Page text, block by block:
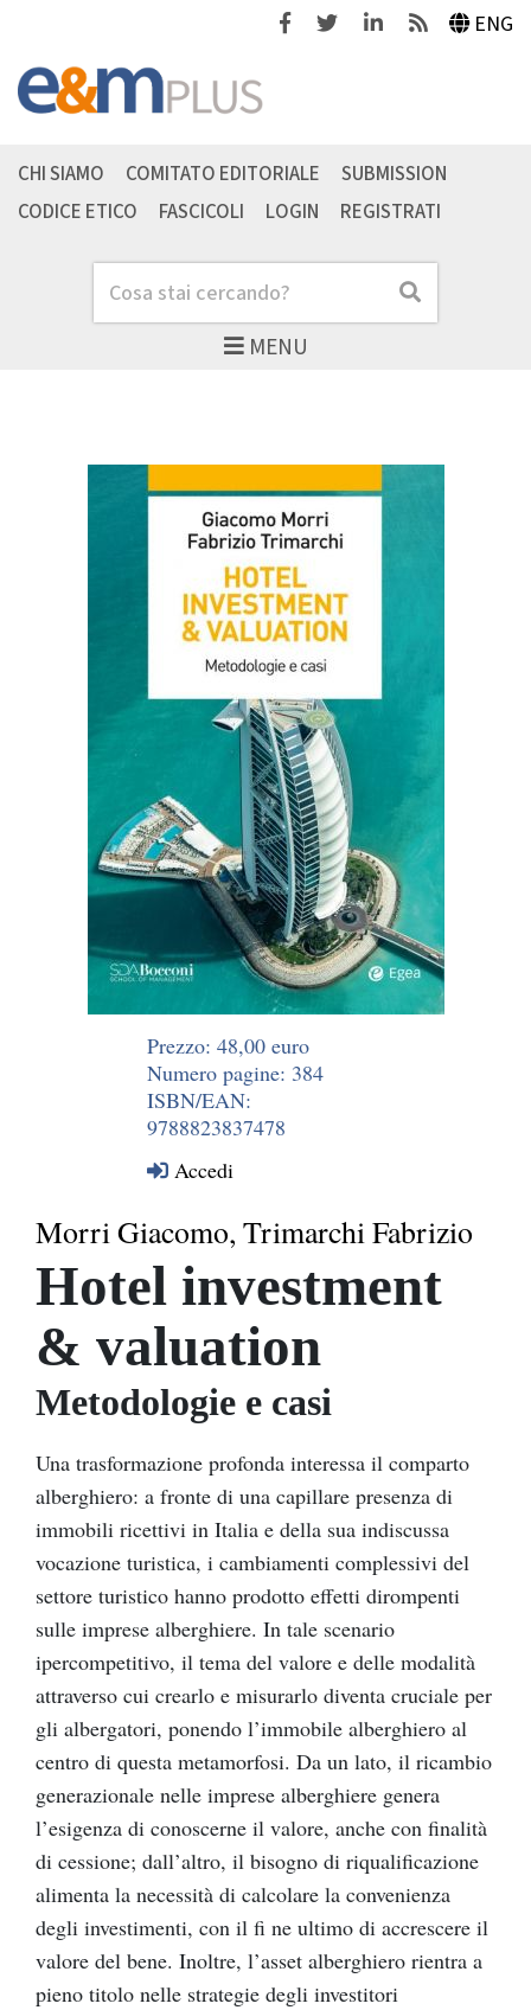
FacebookTwitterLinkedinFeeds ENG
MENU
Cerca Cerca
CHI SIAMO COMITATO EDITORIALE
SUBMISSION
CODICE ETICO
FASCICOLI LOGIN REGISTRATI
Morri Giacomo, Trimarchi Fabrizio
Hotel investment
& valuation
Metodologie e casi
Una trasformazione profonda interessa il comparto
alberghiero: a fronte di una capillare presenza di
immobili ricettivi in Italia e della sua indiscussa
vocazione turistica, i cambiamenti complessivi del
settore turistico hanno prodotto effetti dirompenti
sulle imprese alberghiere. In tale scenario
ipercompetitivo, il tema del valore e delle modalità
attraverso cui crearlo e misurarlo diventa cruciale per
gli albergatori, ponendo l’immobile alberghiero al
centro di questa metamorfosi. Da un lato, il ricambio
generazionale nelle imprese alberghiere genera
l’esigenza di conoscerne il valore, anche con finalità
di cessione; dall’altro, il bisogno di riqualificazione
alimenta la necessità di calcolare la convenienza
degli investimenti, con il fi ne ultimo di accrescere il
valore del bene. Inoltre, l’asset alberghiero rientra a
pieno titolo nelle strategie degli investitori
Prezzo: 48,00 euro
Numero pagine: 384
ISBN/EAN:
9788823837478
Accedi